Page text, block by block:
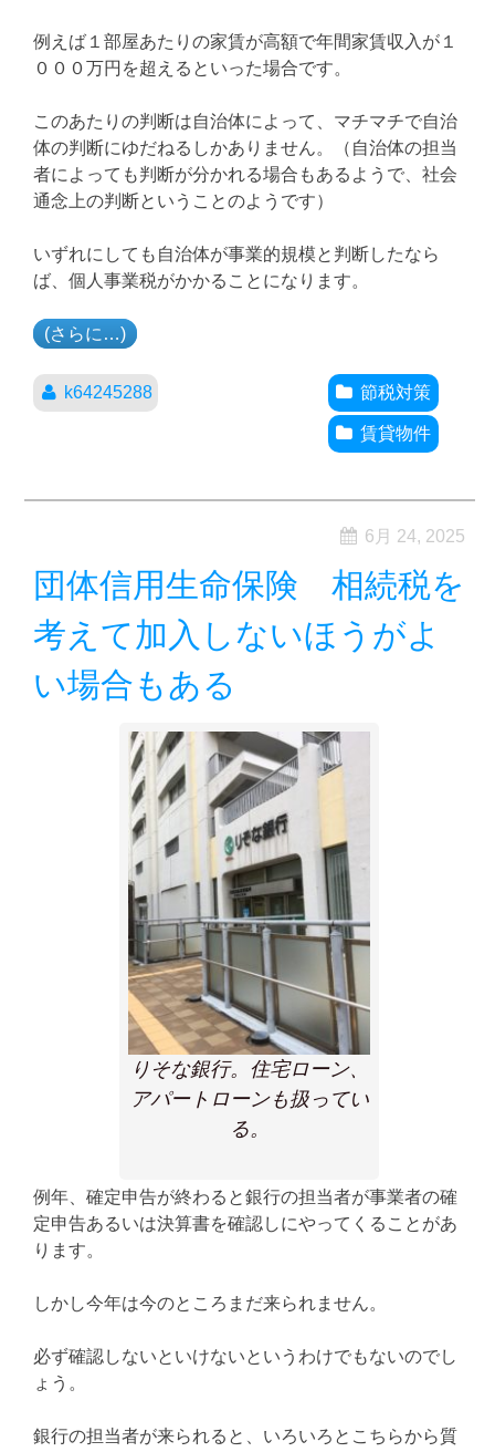
例えば１部屋あたりの家賃が高額で年間家賃収入が１
０００万円を超えるといった場合です。
このあたりの判断は自治体によって、マチマチで自治
体の判断にゆだねるしかありません。（自治体の担当
者によっても判断が分かれる場合もあるようで、社会
通念上の判断ということのようです）
いずれにしても自治体が事業的規模と判断したなら
ば、個人事業税がかかることになります。
(さらに…)
k64245288 節税対策
賃貸物件
6月 24, 2025
団体信用生命保険 相続税を
考えて加入しないほうがよ
い場合もある
りそな銀行。住宅ローン、
アパートローンも扱ってい
る。
例年、確定申告が終わると銀行の担当者が事業者の確
定申告あるいは決算書を確認しにやってくることがあ
ります。
しかし今年は今のところまだ来られません。
必ず確認しないといけないというわけでもないのでし
ょう。
銀行の担当者が来られると、いろいろとこちらから質